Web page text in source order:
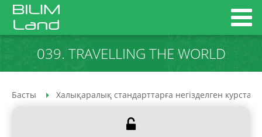
039. TRAVELLING THE WORLD
Басты Халықаралық стандарттарға негізделген курстар